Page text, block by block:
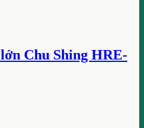
Chu Shing HRE-